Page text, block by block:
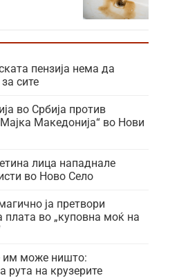
пензија нема да
сите
во Србија против
Македонија“ во Нови
лица нападнале
во Ново Село
ја претвори
во „куповна моќ на
им може ништо:
рута на крузерите